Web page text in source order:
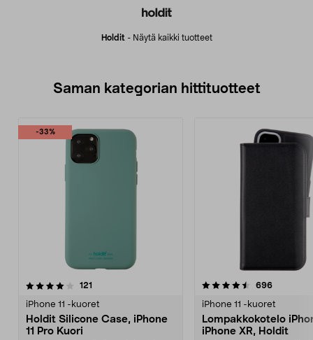
Holdit - Näytä kaikki tuotteet
Saman kategorian hittituotteet
-33%
121
iPhone 11 -kuoret
Holdit Silicone Case, iPhone
11 Pro Kuori
4.5 viidestä
696arvostelut
iPhone 11 -kuoret
Lompakkokotelo
iPhone XR, Holdit
4.5 viidestä